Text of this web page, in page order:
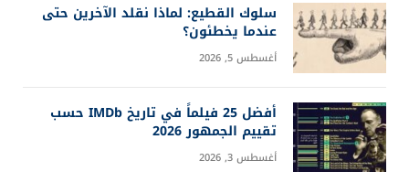
سلوك القطيع: لماذا نقلد الآخرين حتى
عندما يخطئون؟
أغسطس 5, 2026
أفضل 25 فيلماً في تاريخ IMDb حسب
تقييم الجمهور 2026
أغسطس 3, 2026